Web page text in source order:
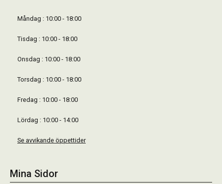
Måndag : 10:00 - 18:00
Tisdag : 10:00 - 18:00
Onsdag : 10:00 - 18:00
Torsdag : 10:00 - 18:00
Fredag : 10:00 - 18:00
Lördag : 10:00 - 14:00
Se avvikande öppettider
Mina Sidor